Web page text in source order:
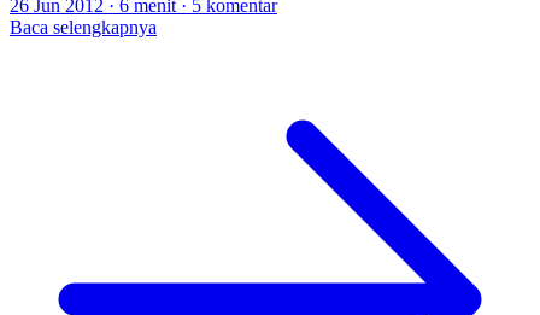
26 Jun 2012 · 6 menit · 5 komentar
Baca selengkapnya